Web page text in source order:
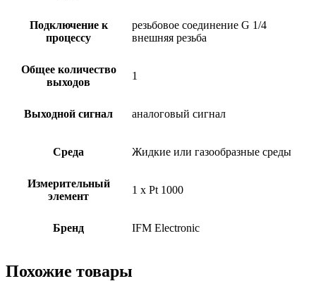
Подключение к
процессу
резьбовое соединение G 1/4
внешняя резьба
Общее количество
выходов
1
Выходной сигнал аналоговый сигнал
Среда Жидкие или газообразные среды
Измерительный
элемент
1 x Pt 1000
Бренд IFM Electronic
Похожие товары